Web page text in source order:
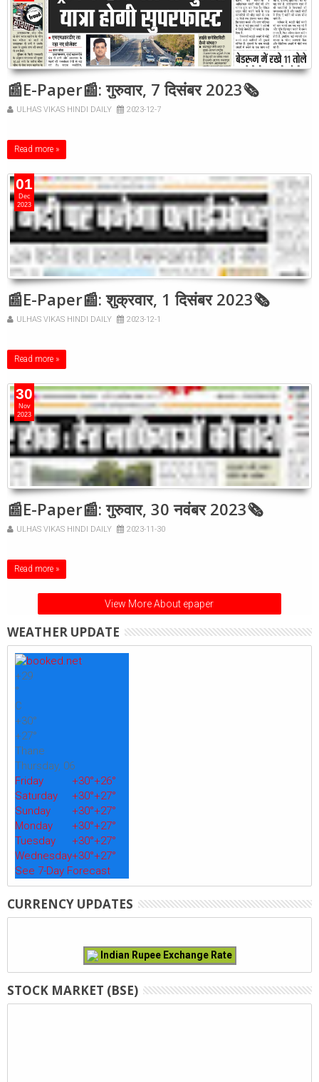
📰E-Paper📰: गुरुवार, 7 दिसंबर 2023🗞
ULHAS VIKAS HINDI DAILY 2023-12-7
Read more »
01
Dec
2023
📰E-Paper📰: शुक्रवार, 1 दिसंबर 2023🗞
ULHAS VIKAS HINDI DAILY 2023-12-1
Read more »
30
Nov
2023
📰E-Paper📰: गुरुवार, 30 नवंबर 2023🗞
ULHAS VIKAS HINDI DAILY 2023-11-30
Read more »
View More About epaper
WEATHER UPDATE
+29
°
C
+30°
+27°
Thane
Thursday, 06
Friday
+30°+26°
Saturday
+30°+27°
Sunday
+30°+27°
Monday
+30°+27°
Tuesday
+30°+27°
Wednesday+30°+27°
See 7-Day Forecast
CURRENCY UPDATES
Indian Rupee Exchange Rate
STOCK MARKET (BSE)